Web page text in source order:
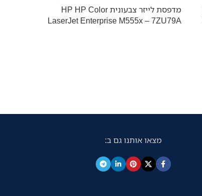
מדפסת לייזר צבעונית HP HP Color
LaserJet Enterprise M555x – 7ZU79A
מצאו אותנו גם ב: